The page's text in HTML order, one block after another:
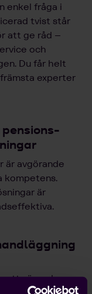
enkel fråga i
tvist står
att ge råd –
och
Du får helt
experter
är avgörande
kompetens.
är
ett växande